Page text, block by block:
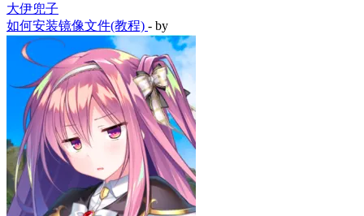
大伊兜子
如何安装镜像文件(教程) - by